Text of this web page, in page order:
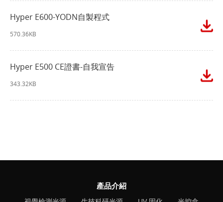
Hyper E600-YODN自製程式
570.36KB
Hyper E500 CE證書-自我宣告
343.32KB
產品介紹